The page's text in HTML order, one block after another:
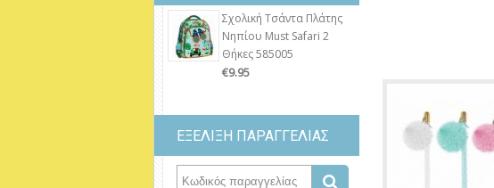
Σχολική Τσάντα Πλάτης
Νηπίου Must Safari 2
Θήκες 585005
€9.95
ΕΞΕΛΙΞΗ ΠΑΡΑΓΓΕΛΙΑΣ